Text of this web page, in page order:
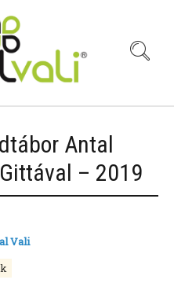
Antal
– 2019
Vali